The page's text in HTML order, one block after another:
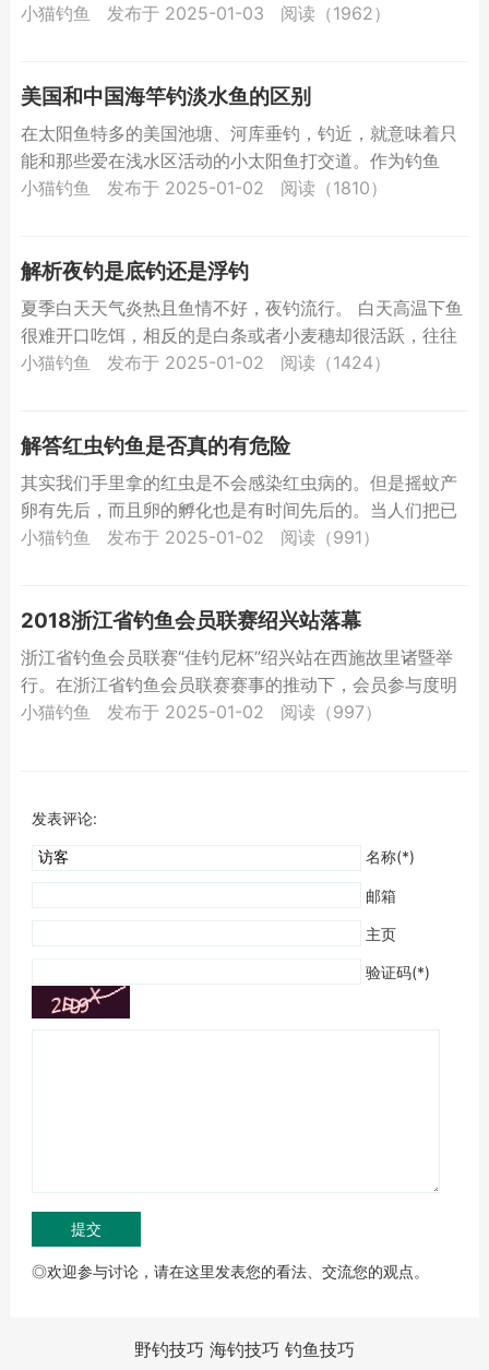
运营方式。最值得一提的是，亚钓会自主设计、研发、修
小猫钓鱼 发布于 2025-01-03 阅读（1962）
美国和中国海竿钓淡水鱼的区别
在太阳鱼特多的美国池塘、河库垂钓，钓近，就意味着只
能和那些爱在浅水区活动的小太阳鱼打交道。作为钓鱼
人，谁不希望钓大鱼寻刺激找开心呢？所以大部分美国人
小猫钓鱼 发布于 2025-01-02 阅读（1810）
解析夜钓是底钓还是浮钓
夏季白天天气炎热且鱼情不好，夜钓流行。 白天高温下鱼
很难开口吃饵，相反的是白条或者小麦穗却很活跃，往往
都在吃接口饵，所以在白天能够钓上大鱼真的很...
小猫钓鱼 发布于 2025-01-02 阅读（1424）
解答红虫钓鱼是否真的有危险
其实我们手里拿的红虫是不会感染红虫病的。但是摇蚊产
卵有先后，而且卵的孵化也是有时间先后的。当人们把已
孵化长大的红虫捞起来当鱼的饵料时，其他还未孵化的红
小猫钓鱼 发布于 2025-01-02 阅读（991）
2018浙江省钓鱼会员联赛绍兴站落幕
浙江省钓鱼会员联赛“佳钓尼杯”绍兴站在西施故里诸暨举
行。在浙江省钓鱼会员联赛赛事的推动下，会员参与度明
显提升，不少前几站已取得好成绩的，甚至已有国家级头
小猫钓鱼 发布于 2025-01-02 阅读（997）
发表评论:
名称(*)
邮箱
主页
验证码(*)
◎欢迎参与讨论，请在这里发表您的看法、交流您的观点。
野钓技巧 海钓技巧 钓鱼技巧